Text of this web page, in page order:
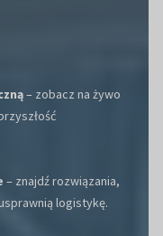
– zobacz na żywo
– znajdź rozwiązania,
logistykę.